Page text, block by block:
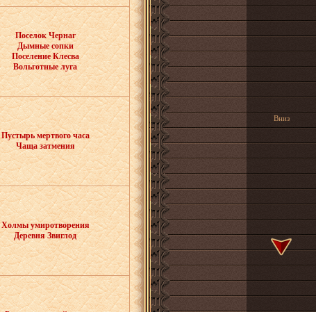
Вниз
Поселок Чернаг
Дымные сопки
Поселение Клесва
Вольготные луга
Пустырь мертвого часа
Чаща затмения
Холмы умиротворения
Деревня Звиглод